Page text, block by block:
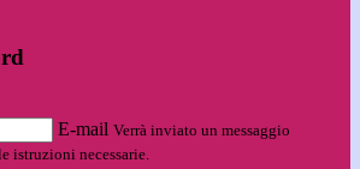
E-mail Verrà inviato un messaggio
istruzioni necessarie.